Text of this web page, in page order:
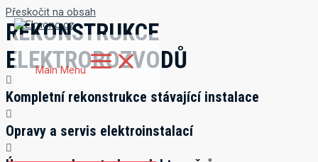
Přeskočit na obsah
Main Menu
REKONSTRUKCE
ELEKTROROZVODŮ
Kompletní rekonstrukce stávající instalace
Opravy a servis elektroinstalací